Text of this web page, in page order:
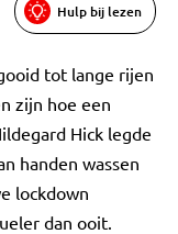
Hulp bij lezen
tot lange rijen
zijn hoe een
Hick legde
handen wassen
lockdown
dan ooit.